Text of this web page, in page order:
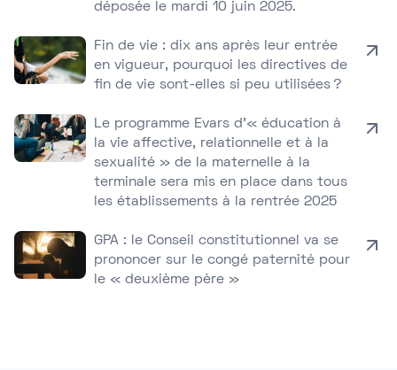
déposée le mardi 10 juin 2025.
Fin de vie : dix ans après leur entrée
en vigueur, pourquoi les directives de
fin de vie sont-elles si peu utilisées ?
Le programme Evars d’« éducation à
la vie affective, relationnelle et à la
sexualité » de la maternelle à la
terminale sera mis en place dans tous
les établissements à la rentrée 2025
GPA : le Conseil constitutionnel va se
prononcer sur le congé paternité pour
le « deuxième père »